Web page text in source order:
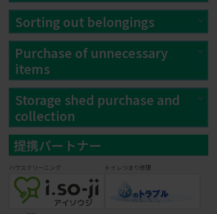
Sorting out belongings
Purchase of unnecessary
items
Storage shed purchase and
collection
提携パートナー
ハウスクリーニング トイレつまり修理